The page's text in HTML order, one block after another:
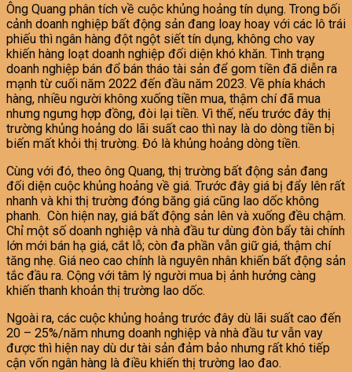
Ông Quang phân tích về cuộc khủng hoảng tín dụng. Trong bối
cảnh doanh nghiệp bất động sản đang loay hoay với các lô trái
phiếu thì ngân hàng đột ngột siết tín dụng, không cho vay
khiến hàng loạt doanh nghiệp đối diện khó khăn. Tình trạng
doanh nghiệp bán đổ bán tháo tài sản để gom tiền đã diễn ra
mạnh từ cuối năm 2022 đến đầu năm 2023. Về phía khách
hàng, nhiều người không xuống tiền mua, thậm chí đã mua
nhưng ngưng hợp đồng, đòi lại tiền. Vì thế, nếu trước đây thị
trường khủng hoảng do lãi suất cao thì nay là do dòng tiền bị
biến mất khỏi thị trường. Đó là khủng hoảng dòng tiền.
Cùng với đó, theo ông Quang, thị trường bất động sản đang
đối diện cuộc khủng hoảng về giá. Trước đây giá bị đẩy lên rất
nhanh và khi thị trường đóng băng giá cũng lao dốc không
phanh. Còn hiện nay, giá bất động sản lên và xuống đều chậm.
Chỉ một số doanh nghiệp và nhà đầu tư dùng đòn bẩy tài chính
lớn mới bán hạ giá, cắt lỗ; còn đa phần vẫn giữ giá, thậm chí
tăng nhẹ. Giá neo cao chính là nguyên nhân khiến bất động sản
tắc đầu ra. Cộng với tâm lý người mua bị ảnh hưởng càng
khiến thanh khoản thị trường lao dốc.
Ngoài ra, các cuộc khủng hoảng trước đây dù lãi suất cao đến
20 – 25%/năm nhưng doanh nghiệp và nhà đầu tư vẫn vay
được thì hiện nay dù dư tài sản đảm bảo nhưng rất khó tiếp
cận vốn ngân hàng là điều khiến thị trường lao đao.